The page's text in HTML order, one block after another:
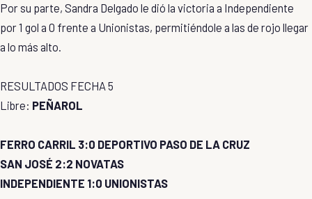
Por su parte, Sandra Delgado le dió la victoria a Independiente
por 1 gol a 0 frente a Unionistas, permitiéndole a las de rojo llegar
a lo más alto.
RESULTADOS FECHA 5
Libre: PEÑAROL
FERRO CARRIL 3:0 DEPORTIVO PASO DE LA CRUZ
SAN JOSÉ 2:2 NOVATAS
INDEPENDIENTE 1:0 UNIONISTAS